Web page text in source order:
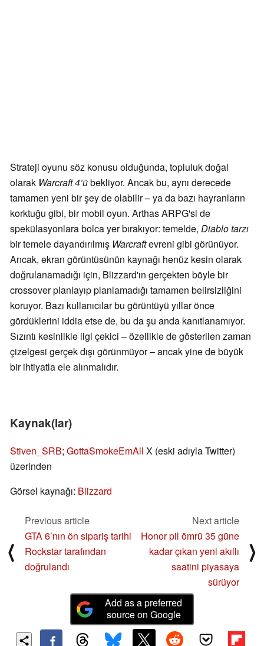
Strateji oyunu söz konusu olduğunda, topluluk doğal
olarak Warcraft 4’übekliyor. Ancak bu, aynı derecede
tamamen yeni bir şey de olabilir – ya da bazı hayranların
korktuğu gibi, bir mobil oyun. Arthas ARPG'si de
spekülasyonlara bolca yer bırakıyor: temelde, Diablo tarzı
bir temele dayandırılmış Warcraftevreni gibi görünüyor.
Ancak, ekran görüntüsünün kaynağı henüz kesin olarak
doğrulanamadığı için, Blizzard'ın gerçekten böyle bir
crossover planlayıp planlamadığı tamamen belirsizliğini
koruyor. Bazı kullanıcılar bu görüntüyü yıllar önce
gördüklerini iddia etse de, bu da şu anda kanıtlanamıyor.
Sızıntı kesinlikle ilgi çekici – özellikle de gösterilen zaman
çizelgesi gerçek dışı görünmüyor – ancak yine de büyük
bir ihtiyatla ele alınmalıdır.
Kaynak(lar)
Stiven_SRB; GottaSmokeEmAll X (eski adıyla Twitter)
üzerinden
Görsel kaynağı: Blizzard
⟨
Previous article
GTA 6’nın ön sipariş tarihi
Rockstar tarafından
doğrulandı
Next article
Honor pil ömrü 35 güne
kadar çıkan yeni akıllı
saatini piyasaya
sürüyor
⟩
Add as a preferred
source on Google